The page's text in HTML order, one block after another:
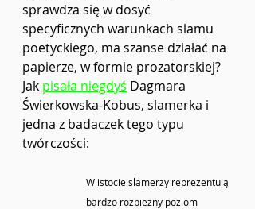
sprawdza się w dosyć
specyficznych warunkach slamu
poetyckiego, ma szanse działać na
papierze, w formie prozatorskiej?
Jak pisała niegdyś Dagmara
Świerkowska-Kobus, slamerka i
jedna z badaczek tego typu
twórczości:
W istocie slamerzy reprezentują
bardzo rozbieżny poziom